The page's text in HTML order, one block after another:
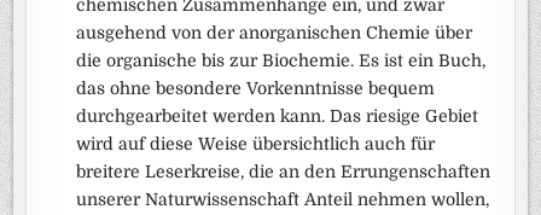
chemischen Zusammenhänge ein, und zwar
ausgehend von der anorganischen Chemie über
die organische bis zur Biochemie. Es ist ein Buch,
das ohne besondere Vorkenntnisse bequem
durchgearbeitet werden kann. Das riesige Gebiet
wird auf diese Weise übersichtlich auch für
breitere Leserkreise, die an den Errungenschaften
unserer Naturwissenschaft Anteil nehmen wollen,